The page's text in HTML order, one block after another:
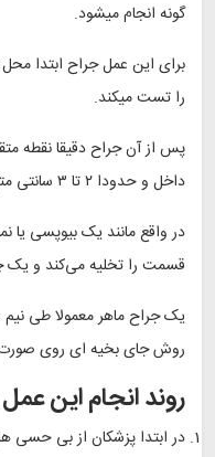
گونه انجام میشود.
برای این عمل جراح ابتدا
را تست میکند.
پس از آن جراح دقیقا نقطه
داخل و حدودا ۲ تا ۳ سانتی متر بالای لب می تراشد.
در واقع مانند یک بیوپسی یا
قسمت را تخلیه می‌کند و یک
یک جراح ماهر معمولا طی
روش جای بخیه ای روی
روند انجام این
در ابتدا پزشکان از بی حسی